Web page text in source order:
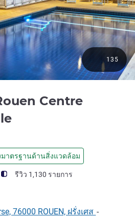
Centre
มาตรฐานด้านสิ่งแวดล้อม
แขก (เรทติ้งบน ALL)
รีวิว 1,130 รายการ
135
76000 ROUEN, ฝรั่งเศส -